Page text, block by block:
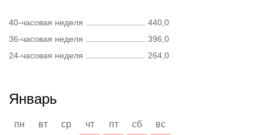
40-часовая неделя
440,0
36-часовая неделя
396,0
24-часовая неделя
264,0
Январь
пн вт ср чт пт сб
вс